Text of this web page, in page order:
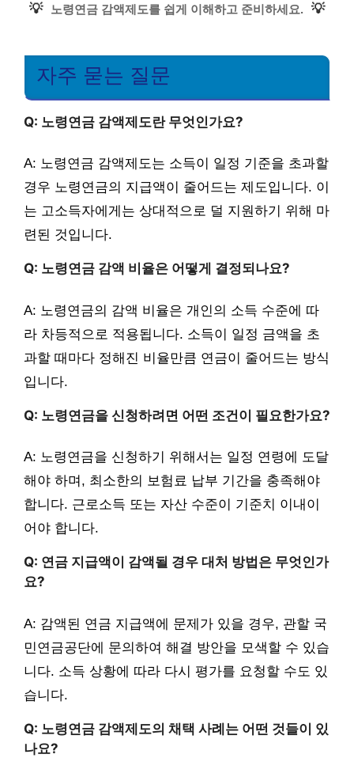
💡 노령연금 감액제도를 쉽게 이해하고 준비하세요. 💡
자주 묻는 질문
Q: 노령연금 감액제도란 무엇인가요?
A: 노령연금 감액제도는 소득이 일정 기준을 초과할
경우 노령연금의 지급액이 줄어드는 제도입니다. 이
는 고소득자에게는 상대적으로 덜 지원하기 위해 마
련된 것입니다.
Q: 노령연금 감액 비율은 어떻게 결정되나요?
A: 노령연금의 감액 비율은 개인의 소득 수준에 따
라 차등적으로 적용됩니다. 소득이 일정 금액을 초
과할 때마다 정해진 비율만큼 연금이 줄어드는 방식
입니다.
Q: 노령연금을 신청하려면 어떤 조건이 필요한가요?
A: 노령연금을 신청하기 위해서는 일정 연령에 도달
해야 하며, 최소한의 보험료 납부 기간을 충족해야
합니다. 근로소득 또는 자산 수준이 기준치 이내이
어야 합니다.
Q: 연금 지급액이 감액될 경우 대처 방법은 무엇인가
요?
A: 감액된 연금 지급액에 문제가 있을 경우, 관할 국
민연금공단에 문의하여 해결 방안을 모색할 수 있습
니다. 소득 상황에 따라 다시 평가를 요청할 수도 있
습니다.
Q: 노령연금 감액제도의 채택 사례는 어떤 것들이 있
나요?